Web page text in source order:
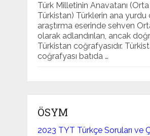
Türk Milletinin Anavatanı
Türkistan) Türklerin ana yurdu
araştırma eserinde sehven
olarak adlandırılan, ancak
Türkistan coğrafyasıdır.
coğrafyası batıda …
ÖSYM
2023 TYT Türkçe Soruları ve